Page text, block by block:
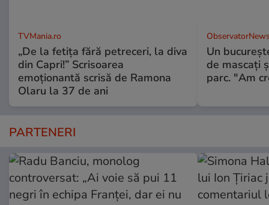
TVMania.ro
„De la fetița fără petreceri, la diva
din Capri!” Scrisoarea
emoționantă scrisă de Ramona
Olaru la 37 de ani
Un
de mascaţi
parc. "Am
PARTENERI